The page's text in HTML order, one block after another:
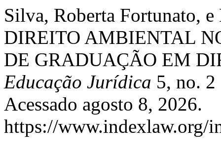
Silva, Roberta Fortunato,
DIREITO AMBIENTAL
DE GRADUAÇÃO EM
Educação Jurídica 5, no.
Acessado agosto 8, 2026.
https://www.indexlaw.org/